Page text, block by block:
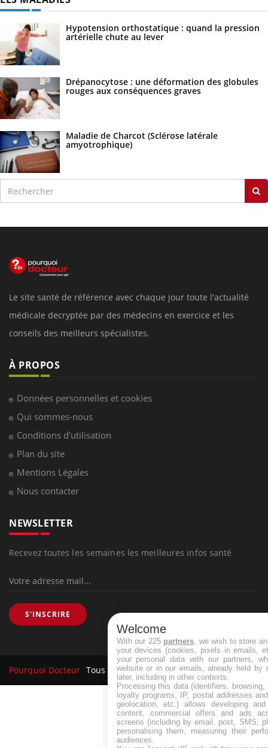
artérielle chute au lever
rouges aux conséquences graves
amyotrophique)
médicale decryptée par des médecins en exercice et les
conseils des meilleurs spécialistes.
Qui sommes-nous
Conditions d'utilisation
Plan du site
Mentions Légales
Nous contacter
S'INSCRIRE
Tous droits réservés, 2026
Welcome
With our 225 partners , we wish to store
your devices (cookies, pixels in emails,
your personal data with our partners,
website or in our emails, already held by
later, including in other contexts.
Processing this data (identifiers,
loyalty programs, IP, postal addresses
geolocation, etc.) allows developing
content, commercial offers and ads
screens (including by email, post, SMS,
personalising them, measuring their
audiences.